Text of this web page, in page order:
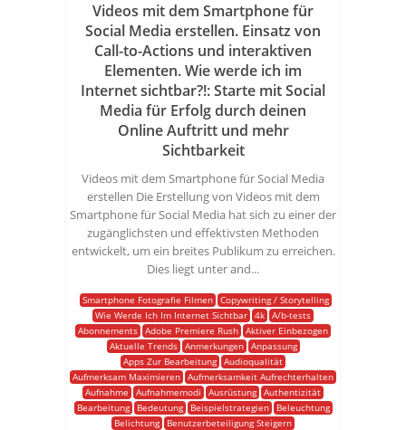
Videos mit dem Smartphone für
Social Media erstellen. Einsatz von
Call-to-Actions und interaktiven
Elementen. Wie werde ich im
Internet sichtbar?!: Starte mit Social
Media für Erfolg durch deinen
Online Auftritt und mehr
Sichtbarkeit
Videos mit dem Smartphone für Social Media
erstellen Die Erstellung von Videos mit dem
Smartphone für Social Media hat sich zu einer der
zugänglichsten und effektivsten Methoden
entwickelt, um ein breites Publikum zu erreichen.
Dies liegt unter and...
Smartphone Fotografie Filmen
Copywriting / Storytelling
Wie Werde Ich Im Internet Sichtbar 4k A/b-tests
Abonnements Adobe Premiere Rush Aktiver Einbezogen
Aktuelle Trends
Anmerkungen
Anpassung
Apps Zur Bearbeitung Audioqualität
Aufmerksam Maximieren Aufmerksamkeit Aufrechterhalten
Aufnahme
Aufnahmemodi Ausrüstung Authentizität
Bearbeitung
Bedeutung Beispielstrategien
Beleuchtung
Belichtung
Benutzerbeteiligung Steigern